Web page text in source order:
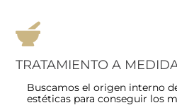
TRATAMIENTO A
Buscamos el origen interno
estéticas para conseguir los